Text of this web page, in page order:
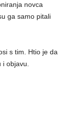
novca
ga samo pitali
s tim. Htio je da
i objavu.